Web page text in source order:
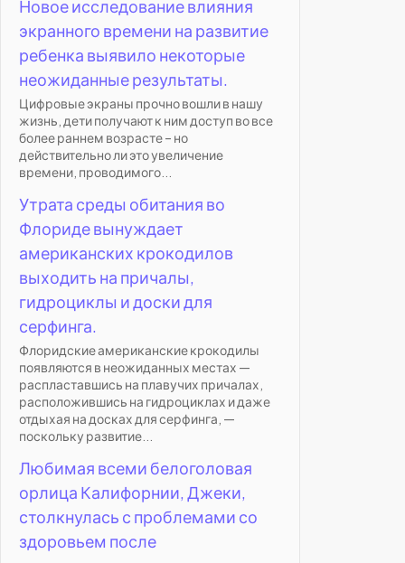
Новое исследование влияния
экранного времени на развитие
ребенка выявило некоторые
неожиданные результаты.
Цифровые экраны прочно вошли в нашу
жизнь, дети получают к ним доступ во все
более раннем возрасте – но
действительно ли это увеличение
времени, проводимого...
Утрата среды обитания во
Флориде вынуждает
американских крокодилов
выходить на причалы,
гидроциклы и доски для
серфинга.
Флоридские американские крокодилы
появляются в неожиданных местах —
распластавшись на плавучих причалах,
расположившись на гидроциклах и даже
отдыхая на досках для серфинга, —
поскольку развитие...
Любимая всеми белоголовая
орлица Калифорнии, Джеки,
столкнулась с проблемами со
здоровьем после